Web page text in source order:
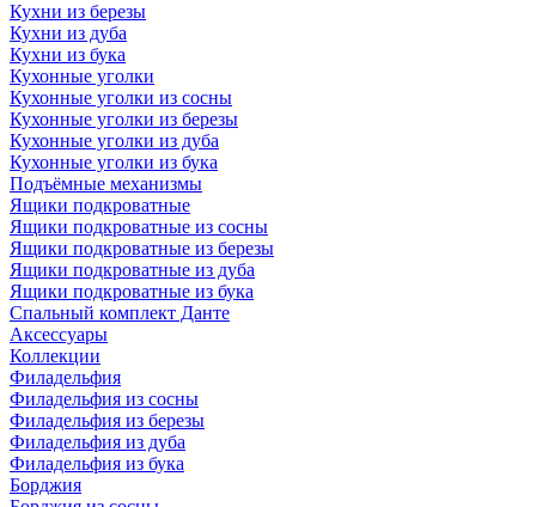
Кухни из березы
Кухни из дуба
Кухни из бука
Кухонные уголки
Кухонные уголки из сосны
Кухонные уголки из березы
Кухонные уголки из дуба
Кухонные уголки из бука
Подъёмные механизмы
Ящики подкроватные
Ящики подкроватные из сосны
Ящики подкроватные из березы
Ящики подкроватные из дуба
Ящики подкроватные из бука
Спальный комплект Данте
Аксессуары
Коллекции
Филадельфия
Филадельфия из сосны
Филадельфия из березы
Филадельфия из дуба
Филадельфия из бука
Борджия